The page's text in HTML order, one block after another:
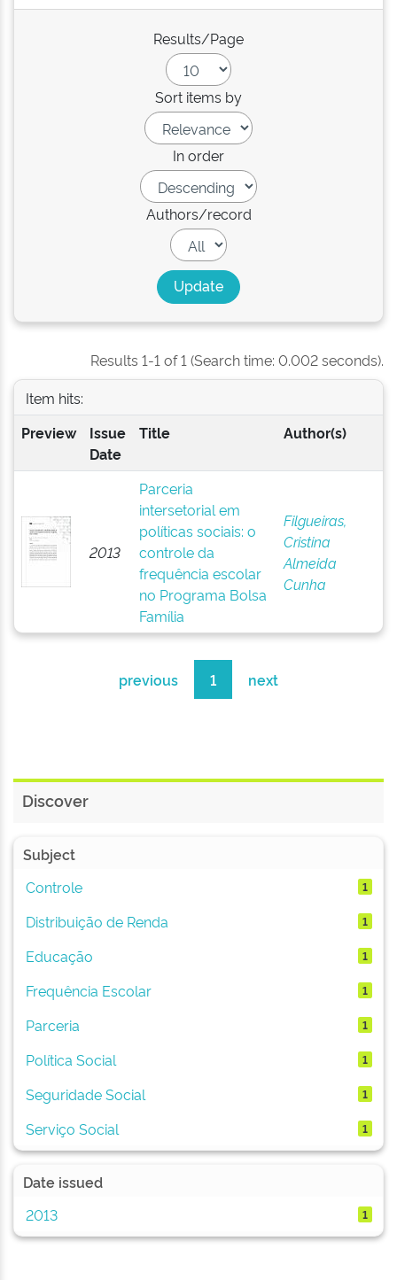
Results/Page
Sort items by
In order
Authors/record
Results 1-1 of 1 (Search time: 0.002 seconds).
Item hits:
Preview
Issue
Date
Title Author(s)
2013
Parceria
intersetorial em
políticas sociais: o
controle da
frequência escolar
no Programa Bolsa
Família
Filgueiras,
Cristina
Almeida
Cunha
previous 1 next
Discover
Subject
Controle
1
Distribuição de Renda 1
Educação 1
Frequência Escolar 1
Parceria 1
Política Social 1
Seguridade Social 1
Serviço Social 1
Date issued
2013
1